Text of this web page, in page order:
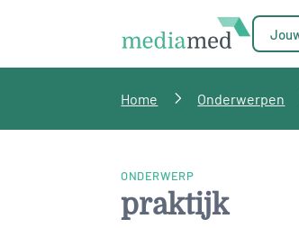
Home Onderwerpen
ONDERWERP
praktijk